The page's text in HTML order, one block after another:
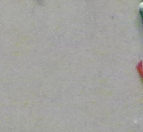
Servicios Sociales Básicos